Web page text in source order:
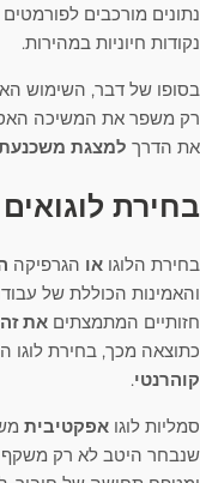
נתונים מורכבים
נקודות חיוניות במהירות.
בסופו של דבר, השימוש
רק משפר את המשיכה
את הדרך למצגת
בחירת
בחירת הלוגו או הגרפיקה
והאמינות הכוללת של
חזותיים המתמצתים את
כתוצאה מכך, בחירת לוגו
קוהרנטי.
סמליות לוגו אפקטיבית
שנבחר היטב לא רק